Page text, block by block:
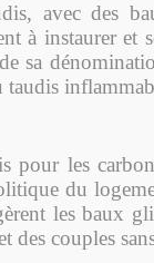
avec des
à instaurer et
sa
taudis
pour les
du
les baux
des couples